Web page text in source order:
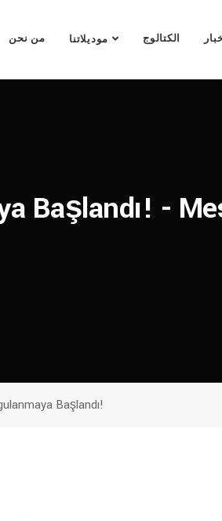
من نحن موديلاتنا الكتالوج
Başlandı! -
Başlandı!